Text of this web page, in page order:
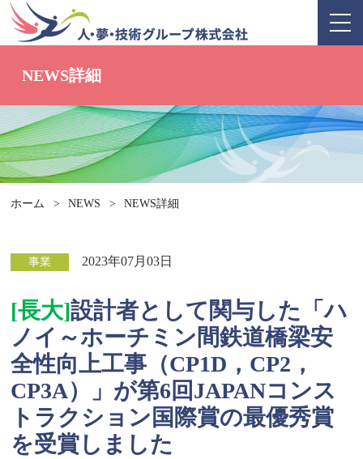
NEWS詳細
ホーム > NEWS > NEWS詳細
事業 2023年07月03日
[長大]設計者として関与した「ハ
ノイ～ホーチミン間鉄道橋梁安
全性向上工事（CP1D，CP2，
CP3A）」が第6回JAPANコンス
トラクション国際賞の最優秀賞
を受賞しました